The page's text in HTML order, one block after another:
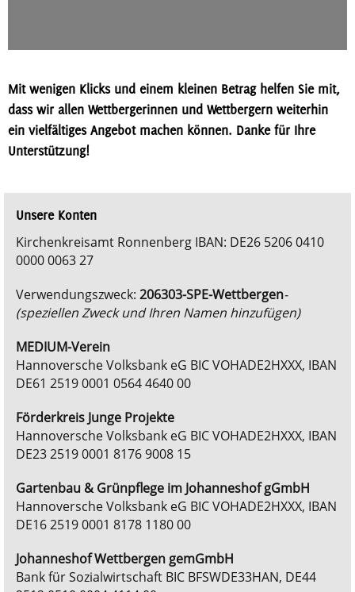
Mit wenigen Klicks und einem kleinen Betrag helfen Sie mit,
dass wir allen Wettbergerinnen und Wettbergern weiterhin
ein vielfältiges Angebot machen können. Danke für Ihre
Unterstützung!
Unsere Konten
Kirchenkreisamt Ronnenberg IBAN: DE26 5206 0410
0000 0063 27
Verwendungszweck: 206303-SPE-Wettbergen-
(speziellen Zweck und Ihren Namen hinzufügen)
MEDIUM-Verein
Hannoversche Volksbank eG BIC VOHADE2HXXX, IBAN
DE61 2519 0001 0564 4640 00
Förderkreis Junge Projekte
Hannoversche Volksbank eG BIC VOHADE2HXXX, IBAN
DE23 2519 0001 8176 9008 15
Gartenbau & Grünpflege im Johanneshof gGmbH
Hannoversche Volksbank eG BIC VOHADE2HXXX, IBAN
DE16 2519 0001 8178 1180 00
Johanneshof Wettbergen gemGmbH
Bank für Sozialwirtschaft BIC BFSWDE33HAN, DE44